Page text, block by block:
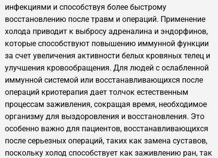
инфекциями и способствуя более быстрому
восстановлению после травм и операций. Применение
холода приводит к выбросу адреналина и эндорфинов,
которые способствуют повышению иммунной функции
за счет увеличения активности белых кровяных телец и
улучшения кровообращения. Для людей с ослабленной
иммунной системой или восстанавливающихся после
операций криотерапия дает толчок естественным
процессам заживления, сокращая время, необходимое
организму для выздоровления и восстановления. Это
особенно важно для пациентов, восстанавливающихся
после серьезных операций, таких как замена суставов,
поскольку холод способствует как заживлению ран, так